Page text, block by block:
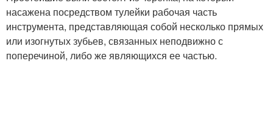
насажена посредством тулейки рабочая часть
инструмента, представляющая собой несколько прямых
или изогнутых зубьев, связанных неподвижно с
поперечиной, либо же являющихся ее частью.